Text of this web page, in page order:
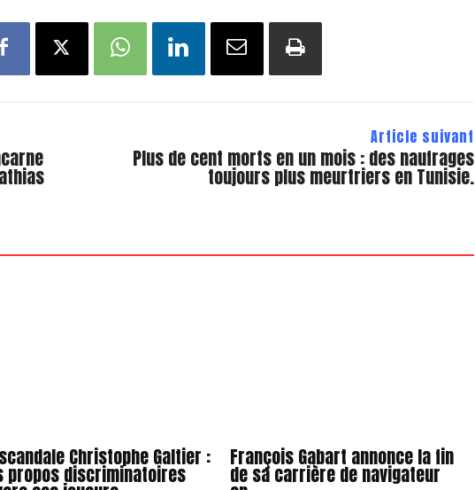
Article suivant
Plus de cent morts en un mois : des naufrages
toujours plus meurtriers en Tunisie.
Christophe Galtier :
propos discriminatoires
François Gabart annonce la fin
de sa carrière de navigateur